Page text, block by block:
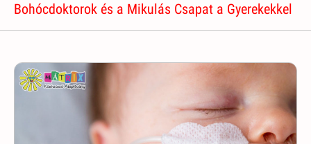
Bohócdoktorok és a Mikulás Csapat a Gyerekekkel